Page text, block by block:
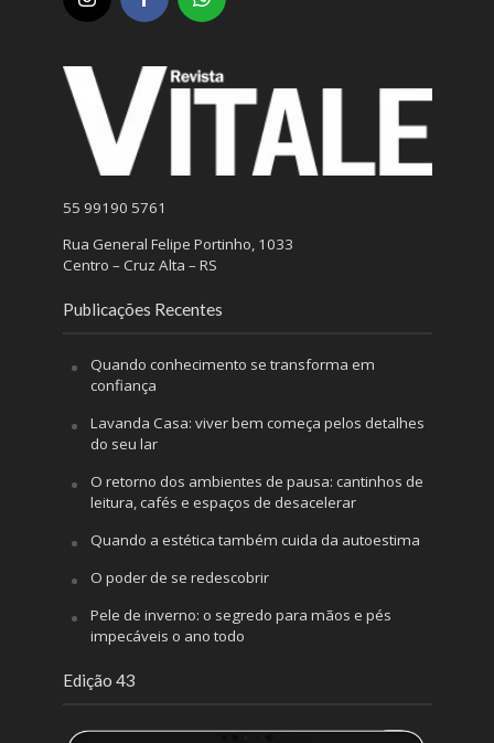
55 99190 5761
Rua General Felipe Portinho, 1033
Centro – Cruz Alta – RS
Publicações Recentes
Quando conhecimento se transforma em
confiança
Lavanda Casa: viver bem começa pelos detalhes
do seu lar
O retorno dos ambientes de pausa: cantinhos de
leitura, cafés e espaços de desacelerar
Quando a estética também cuida da autoestima
O poder de se redescobrir
Pele de inverno: o segredo para mãos e pés
impecáveis o ano todo
Edição 43